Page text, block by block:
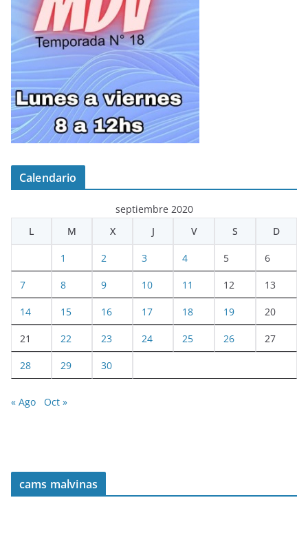
Calendario
septiembre 2020
L
M X J V S D
1 2 3 4 5 6
7 8 9 10 11 12 13
14 15 16 17 18 19 20
21 22 23 24 25 26 27
28 29 30
« Ago Oct »
cams malvinas